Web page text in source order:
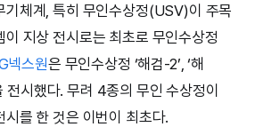
기체계, 특히 무인수상정(USV)이 주목
이 지상 전시로는 최초로 무인수상정
넥스원은 무인수상정 ‘해검-2’, ‘해
전시했다. 무려 4종의 무인 수상정이
를 한 것은 이번이 최초다.